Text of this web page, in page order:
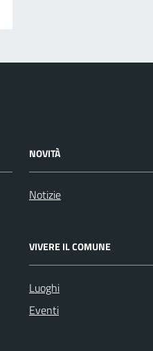
NOVITÀ
Notizie
VIVERE IL COMUNE
Luoghi
Eventi